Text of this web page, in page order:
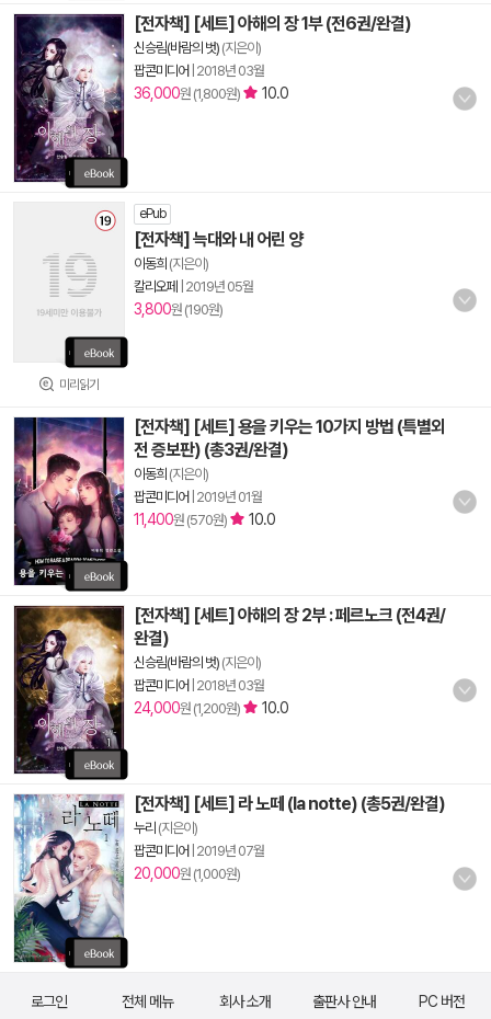
[전자책] [세트] 아해의 장 1부 (전6권/완결)
신승림(바람의 벗) (지은이)
팝콘미디어 2018년 03월
36,000원 (1,800원) 10.0
미리읽기
ePub
[전자책] 늑대와 내 어린 양
이동희 (지은이)
칼리오페
2019년 05월
3,800원 (190원)
[전자책] [세트] 용을 키우는 10가지 방법 (특별외
전 증보판) (총3권/완결)
이동희 (지은이)
팝콘미디어 2019년 01월
11,400원 (570원) 10.0
[전자책] [세트] 아해의 장 2부 : 페르노크 (전4권/
완결)
신승림(바람의 벗) (지은이)
팝콘미디어 2018년 03월
24,000원 (1,200원) 10.0
[전자책] [세트] 라 노떼 (la notte) (총5권/완결)
누리 (지은이)
팝콘미디어 2019년 07월
20,000원 (1,000원)
로그인 전체 메뉴 회사 소개 출판사 안내 PC 버전